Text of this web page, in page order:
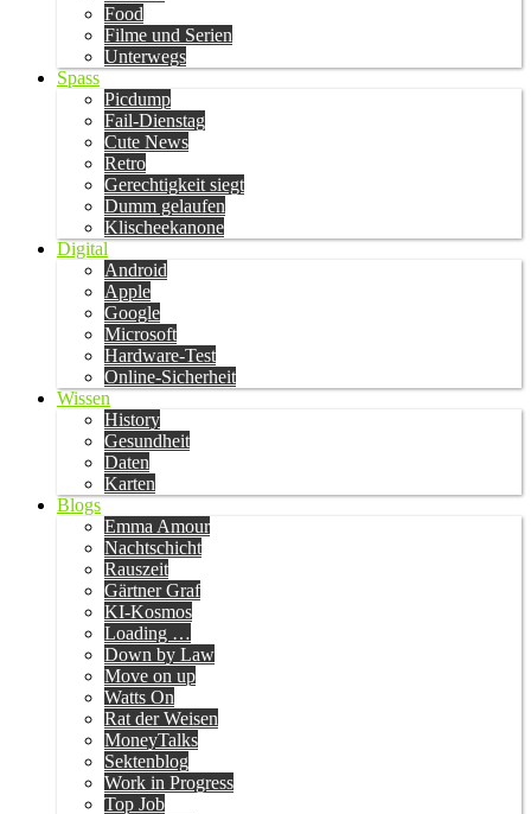
Food
Filme und Serien
Unterwegs
Spass
Picdump
Fail-Dienstag
Cute News
Retro
Gerechtigkeit siegt
Dumm gelaufen
Klischeekanone
Digital
Android
Apple
Google
Microsoft
Hardware-Test
Online-Sicherheit
Wissen
History
Gesundheit
Daten
Karten
Blogs
Emma Amour
Nachtschicht
Rauszeit
Gärtner Graf
KI-Kosmos
Loading …
Down by Law
Move on up
Watts On
Rat der Weisen
MoneyTalks
Sektenblog
Work in Progress
Top Job